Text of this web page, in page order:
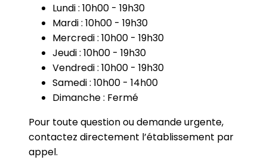
Lundi : 10h00 - 19h30
Mardi : 10h00 - 19h30
Mercredi : 10h00 - 19h30
Jeudi : 10h00 - 19h30
Vendredi : 10h00 - 19h30
Samedi : 10h00 - 14h00
Dimanche : Fermé
Pour toute question ou demande urgente,
contactez directement l’établissement par
appel.